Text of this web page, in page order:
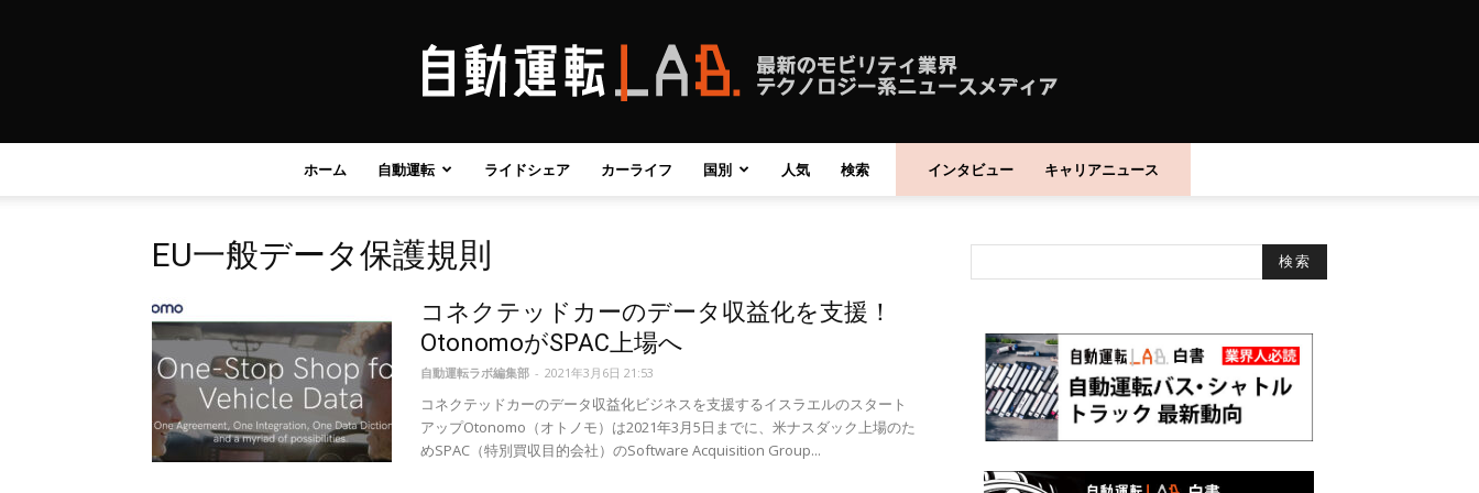
自
動
運
ホーム 自動運転 ライドシェア カーライフ 国別 人気 検索 インタビュー キャリアニュース
EU一般データ保護規則
コネクテッドカーのデータ収益化を支援！
OtonomoがSPAC上場へ
自動運転ラボ編集部 - 2021年3月6日 21:53
コネクテッドカーのデータ収益化ビジネスを支援するイスラエルのスタート
アップOtonomo（オトノモ）は2021年3月5日までに、米ナスダック上場のた
めSPAC（特別買収目的会社）のSoftware Acquisition Group...